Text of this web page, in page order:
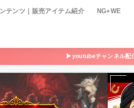
テンツ｜販売アイテム紹介 NG+WE
▶youtubeチャンネル配